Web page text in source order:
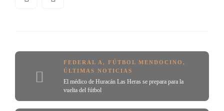
FEDERAL A , FÚTBOL MENDOCINO ,
ÚLTIMAS NOTICIAS
El médico de Huracán Las Heras se prepara para la
vuelta del fútbol